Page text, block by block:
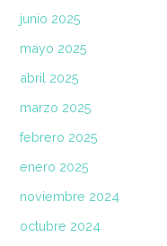
junio 2025
mayo 2025
abril 2025
marzo 2025
febrero 2025
enero 2025
noviembre 2024
octubre 2024